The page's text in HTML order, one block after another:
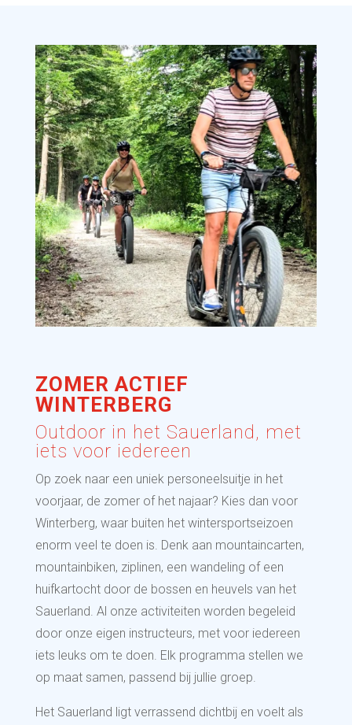
ZOMER ACTIEF
WINTERBERG
Outdoor in het Sauerland, met
iets voor iedereen
Op zoek naar een uniek personeelsuitje in het
voorjaar, de zomer of het najaar? Kies dan voor
Winterberg, waar buiten het wintersportseizoen
enorm veel te doen is. Denk aan mountaincarten,
mountainbiken, ziplinen, een wandeling of een
huifkartocht door de bossen en heuvels van het
Sauerland. Al onze activiteiten worden begeleid
door onze eigen instructeurs, met voor iedereen
iets leuks om te doen. Elk programma stellen we
op maat samen, passend bij jullie groep.
Het Sauerland ligt verrassend dichtbij en voelt als